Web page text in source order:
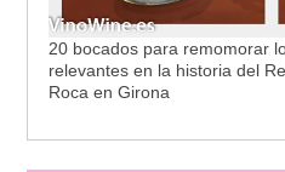
20 bocados para remomorar
relevantes en la historia del
Roca en Girona